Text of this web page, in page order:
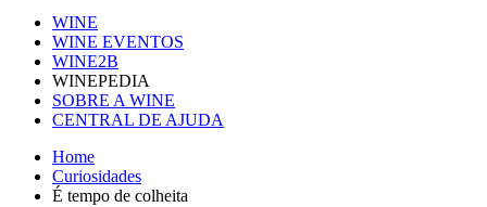
WINE
WINE EVENTOS
WINE2B
WINEPEDIA
SOBRE A WINE
CENTRAL DE AJUDA
Home
Curiosidades
É tempo de colheita